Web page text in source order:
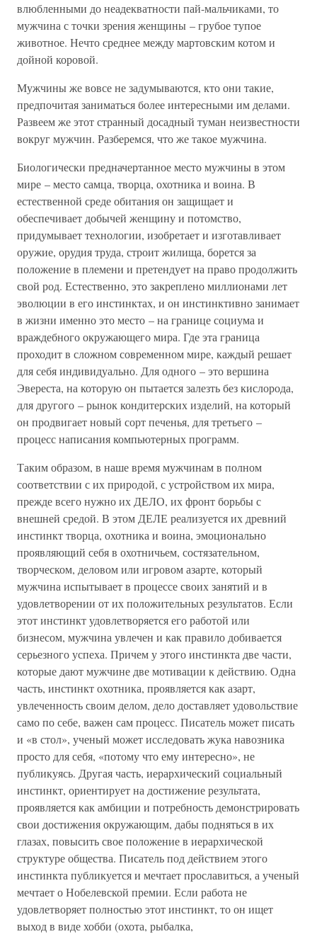
влюбленными до неадекватности пай-мальчиками, то
мужчина с точки зрения женщины – грубое тупое
животное. Нечто среднее между мартовским котом и
дойной коровой.
Мужчины же вовсе не задумываются, кто они такие,
предпочитая заниматься более интересными им делами.
Развеем же этот странный досадный туман неизвестности
вокруг мужчин. Разберемся, что же такое мужчина.
Биологически предначертанное место мужчины в этом
мире – место самца, творца, охотника и воина. В
естественной среде обитания он защищает и
обеспечивает добычей женщину и потомство,
придумывает технологии, изобретает и изготавливает
оружие, орудия труда, строит жилища, борется за
положение в племени и претендует на право продолжить
свой род. Естественно, это закреплено миллионами лет
эволюции в его инстинктах, и он инстинктивно занимает
в жизни именно это место – на границе социума и
враждебного окружающего мира. Где эта граница
проходит в сложном современном мире, каждый решает
для себя индивидуально. Для одного – это вершина
Эвереста, на которую он пытается залезть без кислорода,
для другого – рынок кондитерских изделий, на который
он продвигает новый сорт печенья, для третьего –
процесс написания компьютерных программ.
Таким образом, в наше время мужчинам в полном
соответствии с их природой, с устройством их мира,
прежде всего нужно их ДЕЛО, их фронт борьбы с
внешней средой. В этом ДЕЛЕ реализуется их древний
инстинкт творца, охотника и воина, эмоционально
проявляющий себя в охотничьем, состязательном,
творческом, деловом или игровом азарте, который
мужчина испытывает в процессе своих занятий и в
удовлетворении от их положительных результатов. Если
этот инстинкт удовлетворяется его работой или
бизнесом, мужчина увлечен и как правило добивается
серьезного успеха. Причем у этого инстинкта две части,
которые дают мужчине две мотивации к действию. Одна
часть, инстинкт охотника, проявляется как азарт,
увлеченность своим делом, дело доставляет удовольствие
само по себе, важен сам процесс. Писатель может писать
и «в стол», ученый может исследовать жука навозника
просто для себя, «потому что ему интересно», не
публикуясь. Другая часть, иерархический социальный
инстинкт, ориентирует на достижение результата,
проявляется как амбиции и потребность демонстрировать
свои достижения окружающим, дабы подняться в их
глазах, повысить свое положение в иерархической
структуре общества. Писатель под действием этого
инстинкта публикуется и мечтает прославиться, а ученый
мечтает о Нобелевской премии. Если работа не
удовлетворяет полностью этот инстинкт, то он ищет
выход в виде хобби (охота, рыбалка,